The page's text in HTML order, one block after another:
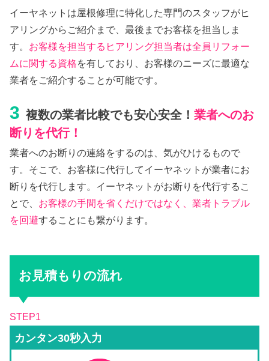
イーヤネットは屋根修理に特化した専門のスタッフがヒ
アリングからご紹介まで、最後までお客様を担当しま
す。 お客様を担当するヒアリング担当者は全員リフォー
ムに関する資格を有しており、お客様のニーズに最適な
業者をご紹介することが可能です。
3 複数の業者比較でも安心安全！業者へのお
断りを代行！
業者へのお断りの連絡をするのは、気がひけるもので
す。そこで、お客様に代行してイーヤネットが業者にお
断りを代行します。イーヤネットがお断りを代行するこ
とで、 お客様の手間を省くだけではなく、業者トラブル
を回避することにも繋がります。
お見積もりの流れ
STEP1
カンタン30秒入力